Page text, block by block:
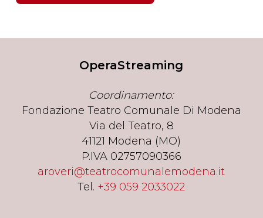
OperaStreaming
Coordinamento:
Fondazione Teatro Comunale Di Modena
Via del Teatro, 8
41121 Modena (MO)
P.IVA 02757090366
aroveri@teatrocomunalemodena.it
Tel. +39 059 2033022